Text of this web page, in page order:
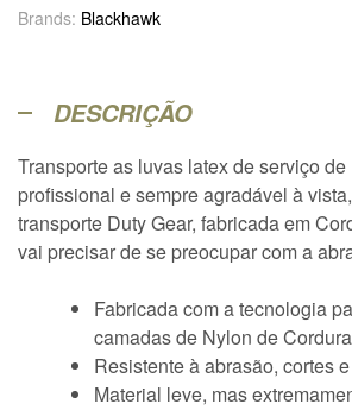
Brands: Blackhawk
DESCRIÇÃO
Transporte as luvas latex de serviço de
profissional e sempre agradável à
transporte Duty Gear, fabricada em
vai precisar de se preocupar com a
Fabricada com a tecnologia
camadas de Nylon de
Resistente à abrasão, cortes
Material leve, mas